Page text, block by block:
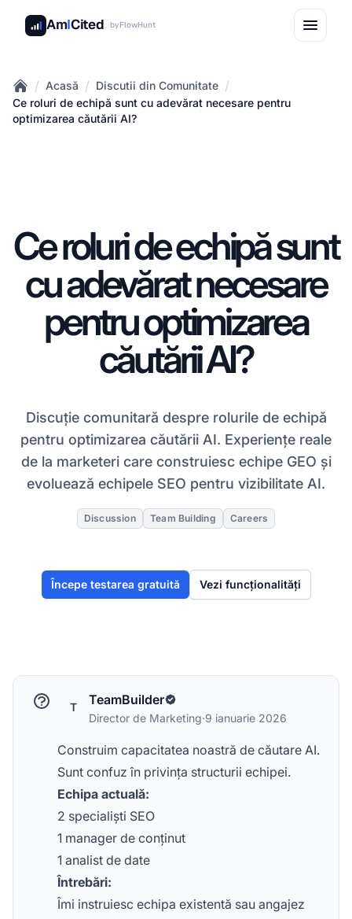
AmICited byFlowHunt
Home
/ Acasă / Discutii din Comunitate /
Ce roluri de echipă sunt cu adevărat necesare pentru
optimizarea căutării AI?
Ce roluri de echipă sunt
cu adevărat necesare
pentru optimizarea
căutării AI?
Discuție comunitară despre rolurile de echipă
pentru optimizarea căutării AI. Experiențe reale
de la marketeri care construiesc echipe GEO și
evoluează echipele SEO pentru vizibilitate AI.
Discussion Team Building Careers
Începe testarea gratuită Vezi funcționalități
T TeamBuilder
Director de Marketing·9 ianuarie 2026
Construim capacitatea noastră de căutare AI.
Sunt confuz în privința structurii echipei.
Echipa actuală:
2 specialiști SEO
1 manager de conținut
1 analist de date
Întrebări:
Îmi instruiesc echipa existentă sau angajez